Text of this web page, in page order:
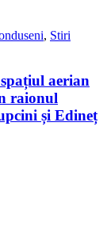
, Stiri
aerian
raionul
și Edineț